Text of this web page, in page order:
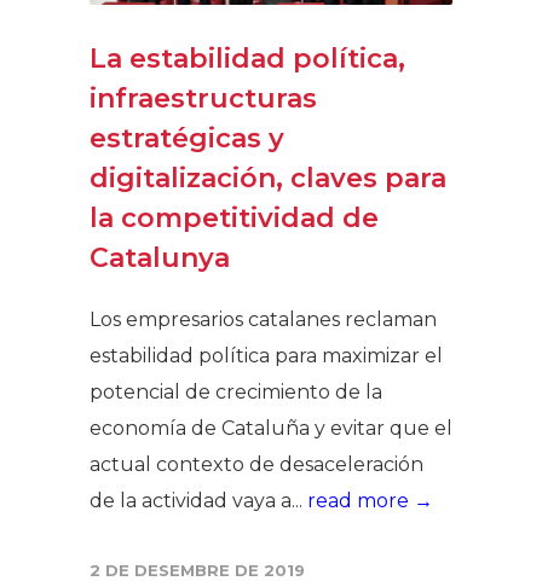
La estabilidad política,
infraestructuras
estratégicas y
digitalización, claves para
la competitividad de
Catalunya
Los empresarios catalanes reclaman
estabilidad política para maximizar el
potencial de crecimiento de la
economía de Cataluña y evitar que el
actual contexto de desaceleración
de la actividad vaya a... read more →
2 DE DESEMBRE DE 2019